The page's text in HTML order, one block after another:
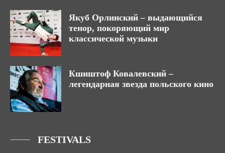
Якуб Орлинский – выдающийся
тенор, покоряющий мир
классической музыки
Кшиштоф Ковалевский –
легендарная звезда польского кино
FESTIVALS